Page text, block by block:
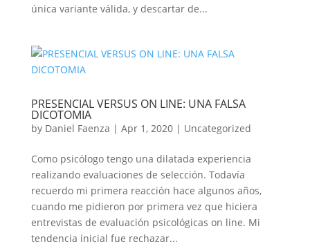
única variante válida, y descartar de...
PRESENCIAL VERSUS ON LINE: UNA FALSA
DICOTOMIA
by Daniel Faenza | Apr 1, 2020| Uncategorized
Como psicólogo tengo una dilatada experiencia
realizando evaluaciones de selección. Todavía
recuerdo mi primera reacción hace algunos años,
cuando me pidieron por primera vez que hiciera
entrevistas de evaluación psicológicas on line. Mi
tendencia inicial fue rechazar...